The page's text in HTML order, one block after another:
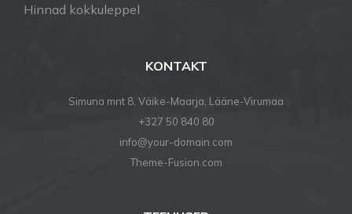
Hinnad kokkuleppel
KONTAKT
Simuna mnt 8, Väike-Maarja, Lääne-Virumaa
+327 50 840 80
info@your-domain.com
Theme-Fusion.com